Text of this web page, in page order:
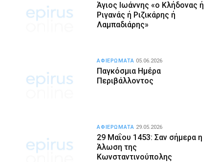
Άγιος Ιωάννης «ο Κλήδονας ή
Ριγανάς ή Ριζικάρης ή
Λαμπαδιάρης»
Παγκόσμια Ημέρα
Περιβάλλοντος
ΑΦΙΕΡΩΜΑΤΑ 05.06.2026
29 Μαΐου 1453: Σαν σήμερα η
Άλωση της
Κωνσταντινούπολης
ΑΦΙΕΡΩΜΑΤΑ 29.05.2026